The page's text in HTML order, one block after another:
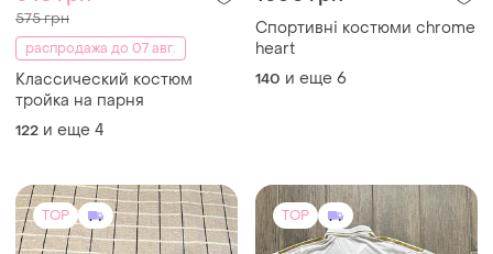
TOP TOP